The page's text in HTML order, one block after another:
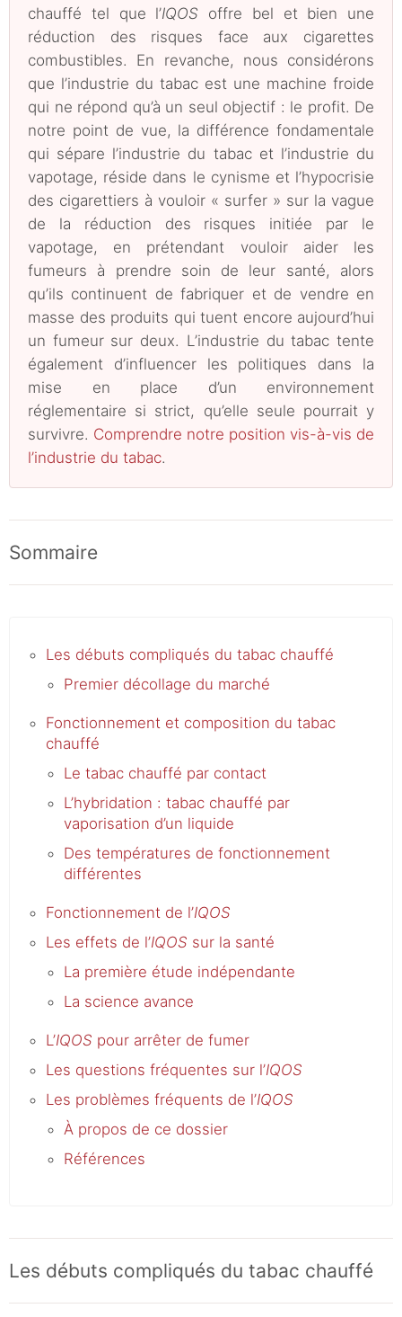
chauffé tel que l’IQOS offre bel et bien une
réduction des risques face aux cigarettes
combustibles. En revanche, nous considérons
que l’industrie du tabac est une machine froide
qui ne répond qu’à un seul objectif : le profit. De
notre point de vue, la différence fondamentale
qui sépare l’industrie du tabac et l’industrie du
vapotage, réside dans le cynisme et l’hypocrisie
des cigarettiers à vouloir « surfer » sur la vague
de la réduction des risques initiée par le
vapotage, en prétendant vouloir aider les
fumeurs à prendre soin de leur santé, alors
qu’ils continuent de fabriquer et de vendre en
masse des produits qui tuent encore aujourd’hui
un fumeur sur deux. L’industrie du tabac tente
également d’influencer les politiques dans la
mise en place d’un environnement
réglementaire si strict, qu’elle seule pourrait y
survivre. Comprendre notre position vis-à-vis de
l’industrie du tabac.
Sommaire
Les débuts compliqués du tabac chauffé
Premier décollage du marché
Fonctionnement et composition du tabac
chauffé
Le tabac chauffé par contact
L’hybridation : tabac chauffé par
vaporisation d’un liquide
Des températures de fonctionnement
différentes
Fonctionnement de l’IQOS
Les effets de l’IQOS sur la santé
La première étude indépendante
La science avance
L’IQOS pour arrêter de fumer
Les questions fréquentes sur l’IQOS
Les problèmes fréquents de l’IQOS
À propos de ce dossier
Références
Les débuts compliqués du tabac chauffé